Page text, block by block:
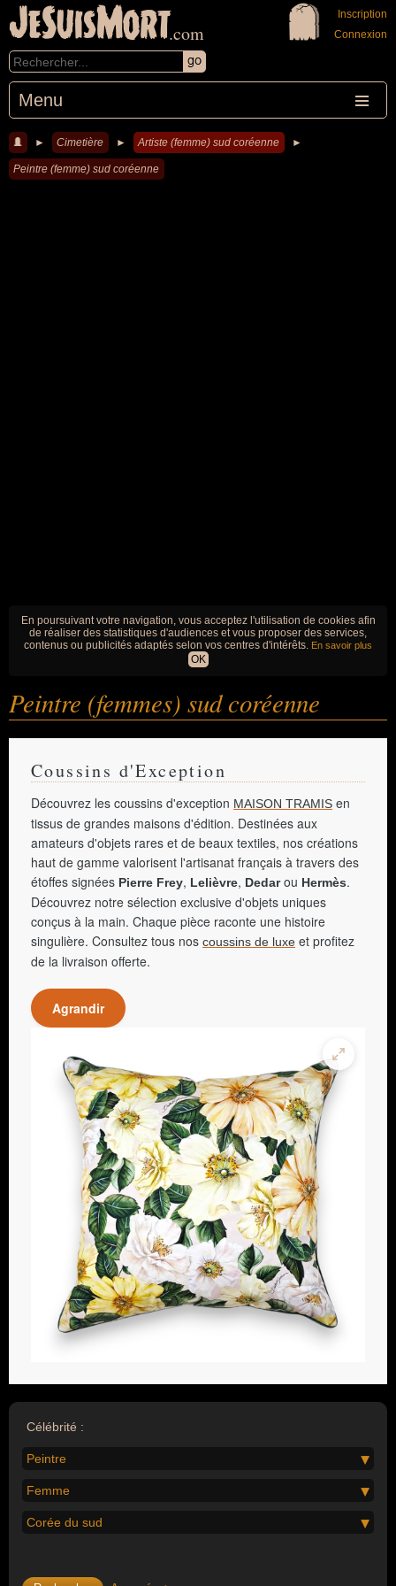
JeSuisMort.com
Menu
Inscription
Connexion
► Cimetière ► Artiste (femme) sud coréenne ►
Peintre (femme) sud coréenne
En poursuivant votre navigation, vous acceptez l'utilisation de cookies afin
de réaliser des statistiques d'audiences et vous proposer des services,
contenus ou publicités adaptés selon vos centres d'intérêts. En savoir plus
OK
Peintre (femmes) sud coréenne
Coussins d'Exception
Découvrez les coussins d'exception MAISON TRAMIS en
tissus de grandes maisons d'édition. Destinées aux
amateurs d'objets rares et de beaux textiles, nos créations
haut de gamme valorisent l'artisanat français à travers des
étoffes signées Pierre Frey, Lelièvre, Dedarou Hermès.
Découvrez notre sélection exclusive d'objets uniques
conçus à la main. Chaque pièce raconte une histoire
singulière. Consultez tous nos coussins de luxe et profitez
de la livraison offerte.
Agrandir
Célébrité :
Peintre
Femme
Corée du sud